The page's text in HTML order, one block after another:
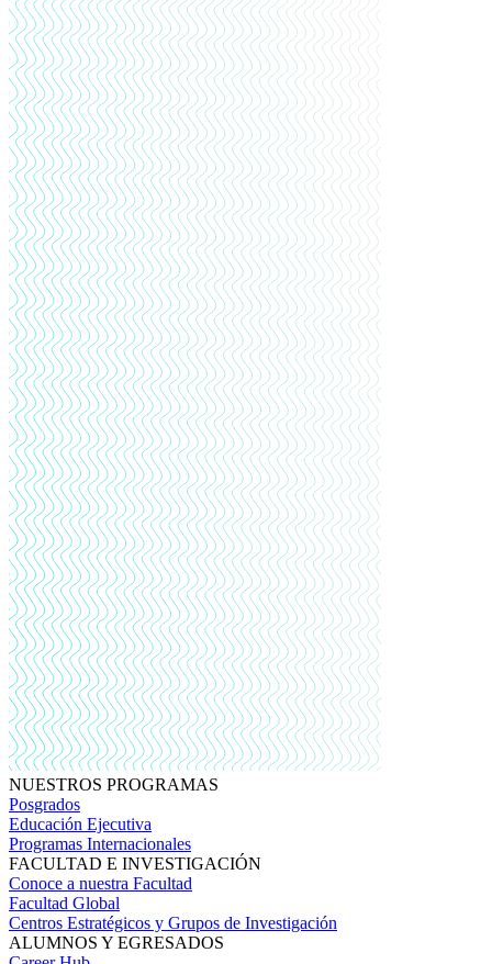
NUESTROS PROGRAMAS
Posgrados
Educación Ejecutiva
Programas Internacionales
FACULTAD E INVESTIGACIÓN
Conoce a nuestra Facultad
Facultad Global
Centros Estratégicos y Grupos de Investigación
ALUMNOS Y EGRESADOS